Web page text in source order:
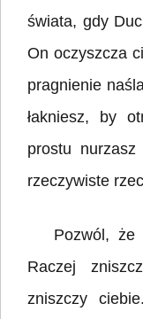
świata, gdy
On oczyszcza
pragnienie
łakniesz, by
prostu
rzeczywiste
Pozwól, że
Raczej
zniszczy